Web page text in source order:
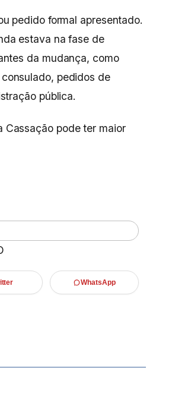
pedido formal apresentado.
estava na fase de
da mudança, como
pedidos de
pública.
Cassação pode ter maior
WhatsApp